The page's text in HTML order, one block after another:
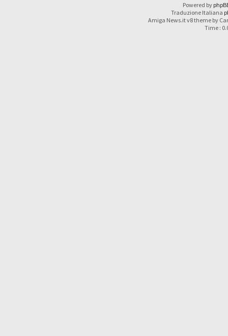
Powered by
Traduzione Italiana
Amiga News.it v8 theme by
Time :